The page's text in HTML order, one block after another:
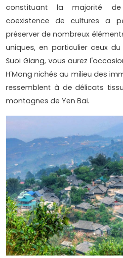
constituant la majorité
coexistence de cultures a
préserver de nombreux
uniques, en particulier ceux
Suoi Giang, vous aurez
H'Mong nichés au milieu des
ressemblent à de délicats
montagnes de Yen Bai.